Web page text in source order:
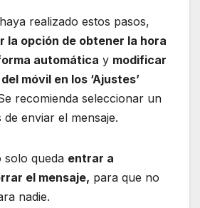
realizado estos pasos,
la opción de obtener la hora
automática y modificar
móvil en los ‘Ajustes’
recomienda seleccionar un
enviar el mensaje.
solo queda entrar a
el mensaje, para que no
nadie.